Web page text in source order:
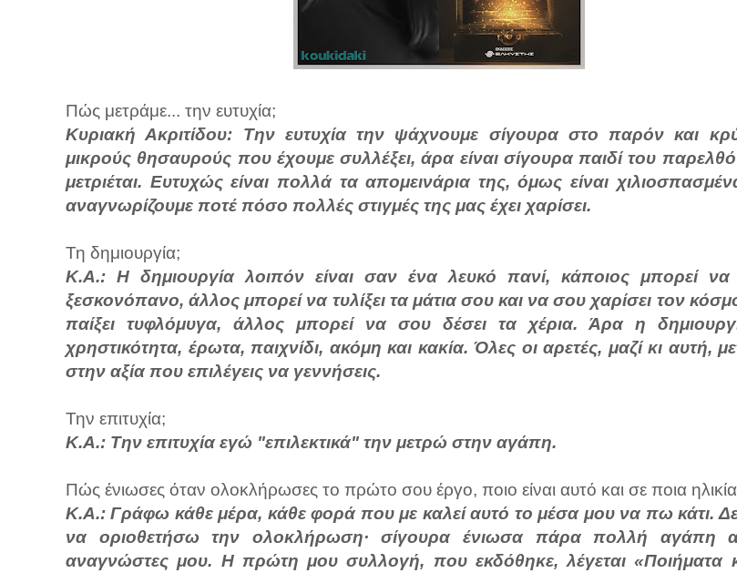
Πώς μετράμε... την ευτυχία;
Κυριακή Ακριτίδου: Την ευτυχία την ψάχνουμε σίγουρα στο παρόν και
μικρούς θησαυρούς που έχουμε συλλέξει, άρα είναι σίγουρα παιδί του
μετριέται. Ευτυχώς είναι πολλά τα απομεινάρια της, όμως είναι
αναγνωρίζουμε ποτέ πόσο πολλές στιγμές της μας έχει χαρίσει.
Τη δημιουργία;
Κ.Α.: Η δημιουργία λοιπόν είναι σαν ένα λευκό πανί, κάποιος μπορεί να
ξεσκονόπανο, άλλος μπορεί να τυλίξει τα μάτια σου και να σου χαρίσει τον
παίξει τυφλόμυγα, άλλος μπορεί να σου δέσει τα χέρια. Άρα η
χρηστικότητα, έρωτα, παιχνίδι, ακόμη και κακία. Όλες οι αρετές, μαζί κι αυτή,
στην αξία που επιλέγεις να γεννήσεις.
Την επιτυχία;
Κ.Α.: Την επιτυχία εγώ "επιλεκτικά" την μετρώ στην αγάπη.
Πώς ένιωσες όταν ολοκλήρωσες το πρώτο σου έργο, ποιο είναι αυτό και σε ποια
Κ.Α.: Γράφω κάθε μέρα, κάθε φορά που με καλεί αυτό το μέσα μου να πω κάτι.
να οριοθετήσω την ολοκλήρωση· σίγουρα ένιωσα πάρα πολλή αγάπη
αναγνώστες μου. Η πρώτη μου συλλογή, που εκδόθηκε, λέγεται «Ποιήματα